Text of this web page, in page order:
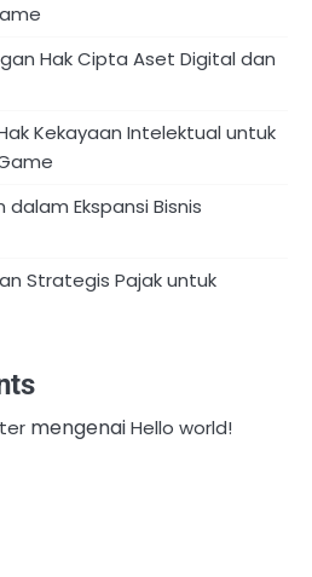
Hak Cipta Aset Digital dan
Kekayaan Intelektual untuk
Ekspansi Bisnis
Strategis Pajak untuk
mengenaiHello world!